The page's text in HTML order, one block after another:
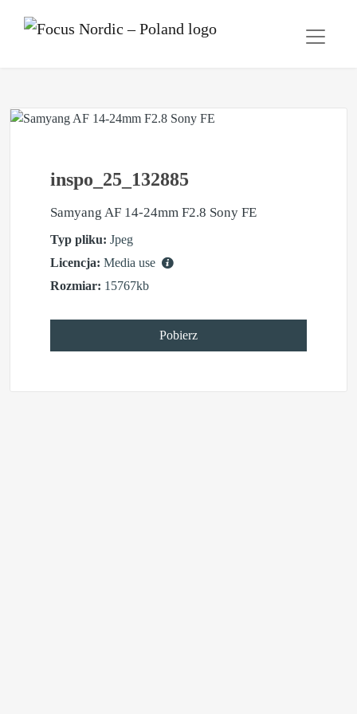
inspo_25_132885
Samyang AF 14-24mm F2.8 Sony FE
Typ pliku: Jpeg
Licencja: Media use
Rozmiar: 15767kb
Pobierz